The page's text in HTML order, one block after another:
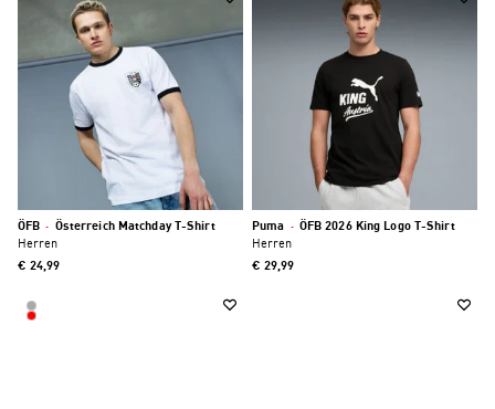
ÖFB · Österreich Matchday T-Shirt
Herren
€ 24,99
Puma · ÖFB 2026 King Logo T-Shirt
Herren
€ 29,99